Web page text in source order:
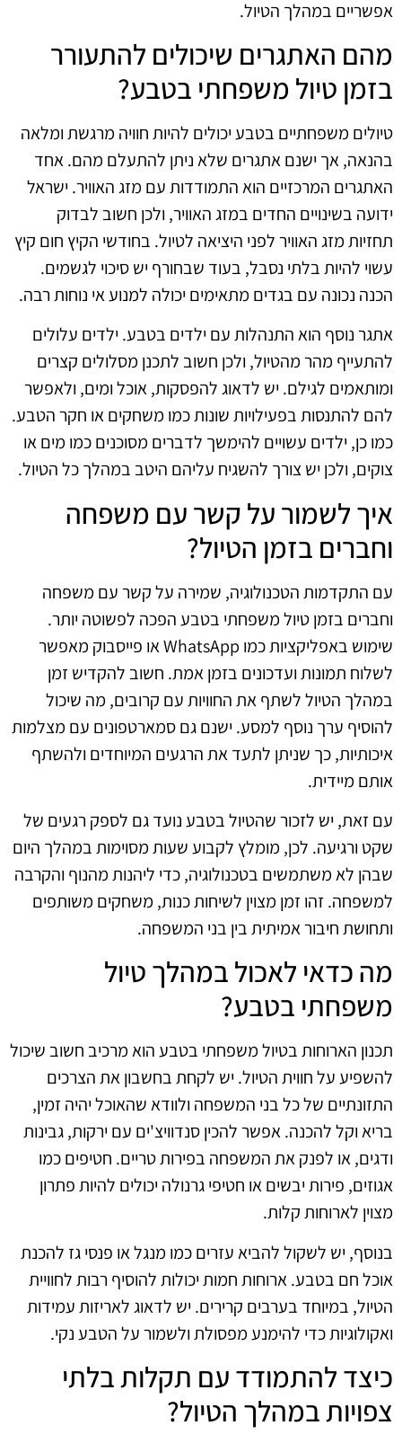
אפשריים במהלך הטיול.
מהם האתגרים שיכולים להתעורר
בזמן טיול משפחתי בטבע?
טיולים משפחתיים בטבע יכולים להיות חוויה מרגשת ומלאה
בהנאה, אך ישנם אתגרים שלא ניתן להתעלם מהם. אחד
האתגרים המרכזיים הוא התמודדות עם מזג האוויר. ישראל
ידועה בשינויים החדים במזג האוויר, ולכן חשוב לבדוק
תחזיות מזג האוויר לפני היציאה לטיול. בחודשי הקיץ חום קיץ
עשוי להיות בלתי נסבל, בעוד שבחורף יש סיכוי לגשמים.
הכנה נכונה עם בגדים מתאימים יכולה למנוע אי נוחות רבה.
אתגר נוסף הוא התנהלות עם ילדים בטבע. ילדים עלולים
להתעייף מהר מהטיול, ולכן חשוב לתכנן מסלולים קצרים
ומותאמים לגילם. יש לדאוג להפסקות, אוכל ומים, ולאפשר
להם להתנסות בפעילויות שונות כמו משחקים או חקר הטבע.
כמו כן, ילדים עשויים להימשך לדברים מסוכנים כמו מים או
צוקים, ולכן יש צורך להשגיח עליהם היטב במהלך כל הטיול.
איך לשמור על קשר עם משפחה
וחברים בזמן הטיול?
עם התקדמות הטכנולוגיה, שמירה על קשר עם משפחה
וחברים בזמן טיול משפחתי בטבע הפכה לפשוטה יותר.
שימוש באפליקציות כמו WhatsApp או פייסבוק מאפשר
לשלוח תמונות ועדכונים בזמן אמת. חשוב להקדיש זמן
במהלך הטיול לשתף את החוויות עם קרובים, מה שיכול
להוסיף ערך נוסף למסע. ישנם גם סמארטפונים עם מצלמות
איכותיות, כך שניתן לתעד את הרגעים המיוחדים ולהשתף
אותם מיידית.
עם זאת, יש לזכור שהטיול בטבע נועד גם לספק רגעים של
שקט ורגיעה. לכן, מומלץ לקבוע שעות מסוימות במהלך היום
שבהן לא משתמשים בטכנולוגיה, כדי ליהנות מהנוף והקרבה
למשפחה. זהו זמן מצוין לשיחות כנות, משחקים משותפים
ותחושת חיבור אמיתית בין בני המשפחה.
מה כדאי לאכול במהלך טיול
משפחתי בטבע?
תכנון הארוחות בטיול משפחתי בטבע הוא מרכיב חשוב שיכול
להשפיע על חווית הטיול. יש לקחת בחשבון את הצרכים
התזונתיים של כל בני המשפחה ולוודא שהאוכל יהיה זמין,
בריא וקל להכנה. אפשר להכין סנדוויצ'ים עם ירקות, גבינות
ודגים, או לפנק את המשפחה בפירות טריים. חטיפים כמו
אגוזים, פירות יבשים או חטיפי גרנולה יכולים להיות פתרון
מצוין לארוחות קלות.
בנוסף, יש לשקול להביא עזרים כמו מנגל או פנסי גז להכנת
אוכל חם בטבע. ארוחות חמות יכולות להוסיף רבות לחוויית
הטיול, במיוחד בערבים קרירים. יש לדאוג לאריזות עמידות
ואקולוגיות כדי להימנע מפסולת ולשמור על הטבע נקי.
כיצד להתמודד עם תקלות בלתי
צפויות במהלך הטיול?